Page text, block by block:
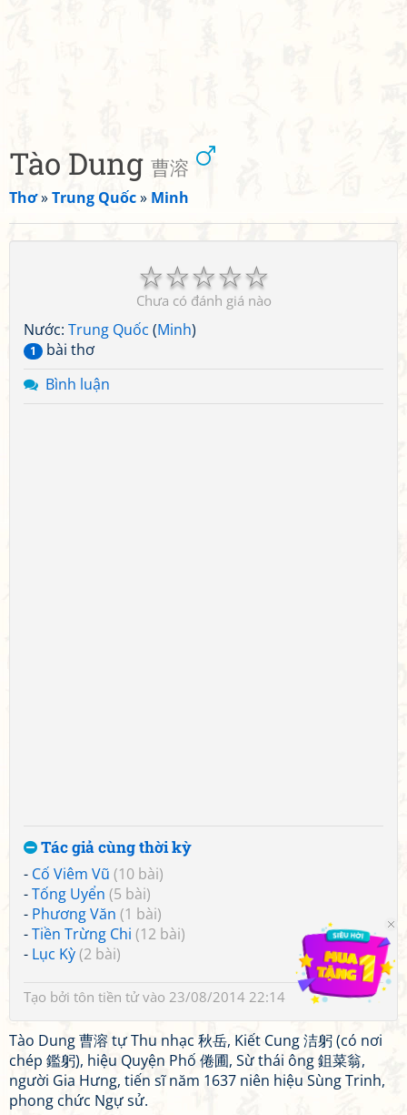
Tào Dung 曹溶
Thơ»Trung Quốc» Minh
☆
☆
☆
☆
☆
Chưa có đánh giá nào
Nước: Trung Quốc (Minh)
1
bài thơ
Bình luận
Tác giả cùng thời kỳ
- Cố Viêm Vũ (10 bài)
-Tống Uyển (5 bài)
- Phương Văn (1 bài)
-Tiền Trừng Chi (12 bài)
- Lục Kỳ(2 bài)
Tạo bởi tôn tiền tửvào 23/08/2014 22:14
Tào Dung 曹溶 tự Thu nhạc 秋岳, Kiết Cung 洁躬 (có nơi
chép 鑑躬), hiệu Quyện Phố 倦圃, Sừ thái ông 鉏菜翁,
người Gia Hưng, tiến sĩ năm 1637 niên hiệu Sùng Trinh,
phong chức Ngự sử.